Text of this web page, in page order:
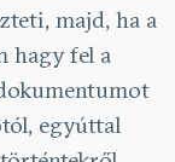
majd, ha a
hagy fel a
egyúttal